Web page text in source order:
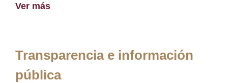
Ver más
Transparencia e información
pública